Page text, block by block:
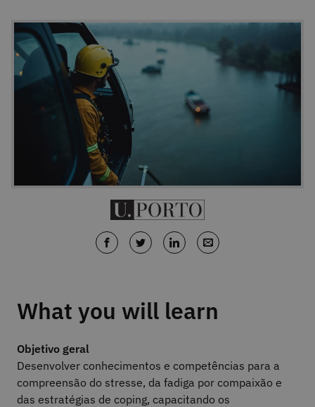
What you will learn
Objetivo geral
Desenvolver conhecimentos e competências para a
compreensão do stresse, da fadiga por compaixão e
das estratégias de coping, capacitando os